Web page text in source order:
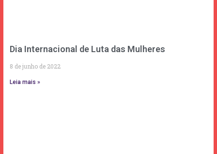
Dia Internacional de Luta das Mulheres
8 de junho de 2022
Leia mais »